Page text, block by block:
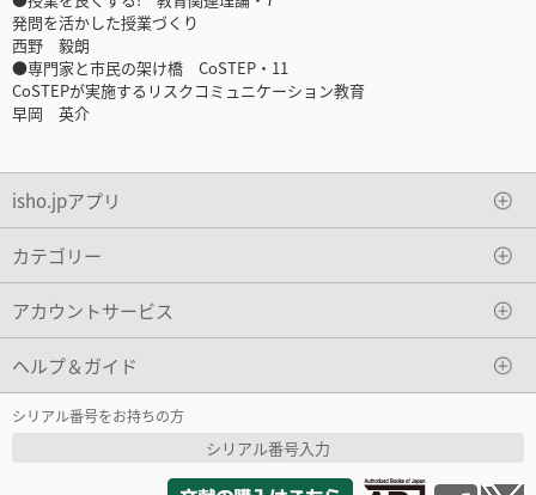
発問を活かした授業づくり
西野 毅朗
●専門家と市民の架け橋 CoSTEP・11
CoSTEPが実施するリスクコミュニケーション教育
早岡 英介
isho.jpアプリ
カテゴリー
アカウントサービス
ヘルプ＆ガイド
シリアル番号をお持ちの方
シリアル番号入力